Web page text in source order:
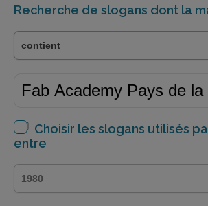
Recherche de slogans dont la
Choisir les slogans utilisés
entre